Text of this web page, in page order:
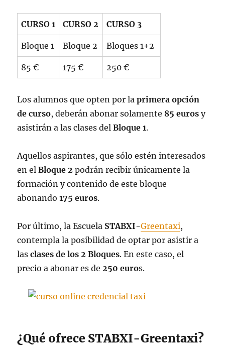
CURSO 1 CURSO 2 CURSO 3
Bloque 1 Bloque 2 Bloques 1+2
85 € 175 € 250 €
Los alumnos que opten por laprimera opción
de curso, deberán abonar solamente 85 euros y
asistirán a las clases delBloque 1.
Aquellos aspirantes, que sólo estén interesados
en elBloque 2 podrán recibir únicamente la
formación y contenido de este bloque
abonando175 euros.
Por último, la Escuela STABXI-Greentaxi,
contempla la posibilidad de optar por asistir a
lasclases de los 2 Bloques. En este caso, el
precio a abonar es de 250 euros.
¿Qué ofrece STABXI-Greentaxi?